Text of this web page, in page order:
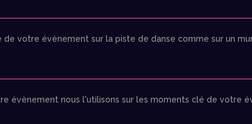
votre évènement sur la piste de danse comme sur un
évènement nous l'utilisons sur les moments clé de votre